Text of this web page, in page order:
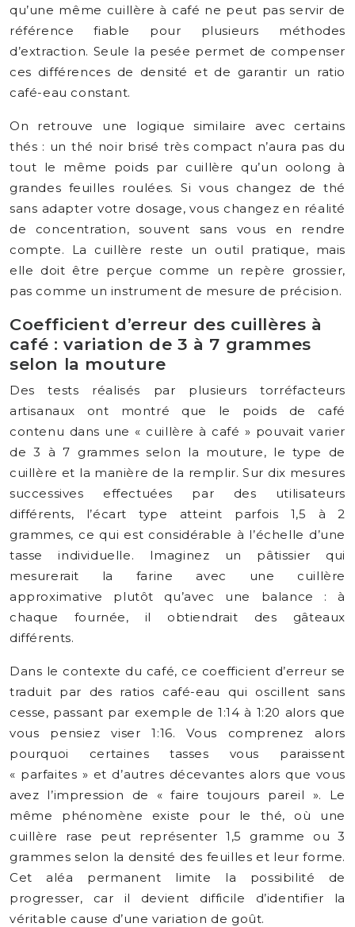
qu’une même cuillère à café ne peut pas servir de
référence fiable pour plusieurs méthodes
d’extraction. Seule la pesée permet de compenser
ces différences de densité et de garantir un ratio
café-eau constant.
On retrouve une logique similaire avec certains
thés : un thé noir brisé très compact n’aura pas du
tout le même poids par cuillère qu’un oolong à
grandes feuilles roulées. Si vous changez de thé
sans adapter votre dosage, vous changez en réalité
de concentration, souvent sans vous en rendre
compte. La cuillère reste un outil pratique, mais
elle doit être perçue comme un repère grossier,
pas comme un instrument de mesure de précision.
Coefficient d’erreur des cuillères à
café : variation de 3 à 7 grammes
selon la mouture
Des tests réalisés par plusieurs torréfacteurs
artisanaux ont montré que le poids de café
contenu dans une « cuillère à café » pouvait varier
de 3 à 7 grammes selon la mouture, le type de
cuillère et la manière de la remplir. Sur dix mesures
successives effectuées par des utilisateurs
différents, l’écart type atteint parfois 1,5 à 2
grammes, ce qui est considérable à l’échelle d’une
tasse individuelle. Imaginez un pâtissier qui
mesurerait la farine avec une cuillère
approximative plutôt qu’avec une balance : à
chaque fournée, il obtiendrait des gâteaux
différents.
Dans le contexte du café, ce coefficient d’erreur se
traduit par des ratios café-eau qui oscillent sans
cesse, passant par exemple de 1:14 à 1:20 alors que
vous pensiez viser 1:16. Vous comprenez alors
pourquoi certaines tasses vous paraissent
« parfaites » et d’autres décevantes alors que vous
avez l’impression de « faire toujours pareil ». Le
même phénomène existe pour le thé, où une
cuillère rase peut représenter 1,5 gramme ou 3
grammes selon la densité des feuilles et leur forme.
Cet aléa permanent limite la possibilité de
progresser, car il devient difficile d’identifier la
véritable cause d’une variation de goût.